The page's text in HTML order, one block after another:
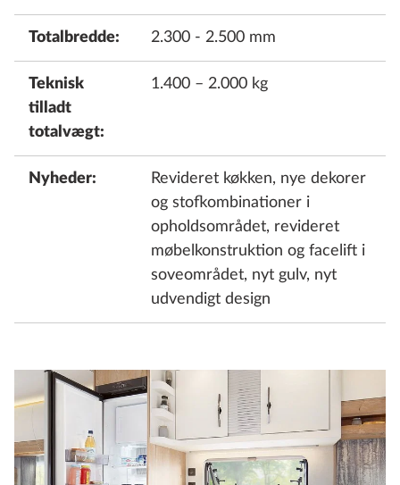
Totalbredde: 2.300 - 2.500 mm
Teknisk
tilladt
totalvægt:
1.400 – 2.000 kg
Nyheder:
Revideret køkken, nye dekorer
og stofkombinationer i
opholdsområdet, revideret
møbelkonstruktion og facelift i
soveområdet, nyt gulv, nyt
udvendigt design